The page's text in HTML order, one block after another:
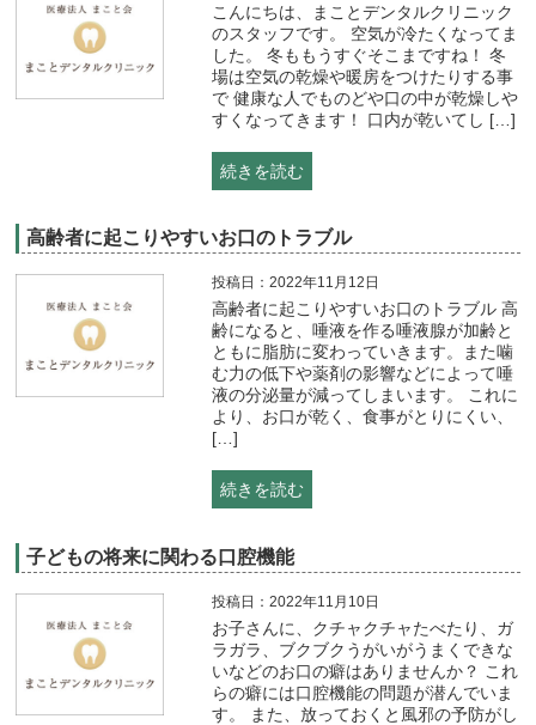
こんにちは、まことデンタルクリニック
のスタッフです。 空気が冷たくなってま
した。 冬ももうすぐそこまですね！ 冬
場は空気の乾燥や暖房をつけたりする事
で 健康な人でものどや口の中が乾燥しや
すくなってきます！ 口内が乾いてし […]
続きを読む
高齢者に起こりやすいお口のトラブル
投稿日：2022年11月12日
高齢者に起こりやすいお口のトラブル 高
齢になると、唾液を作る唾液腺が加齢と
ともに脂肪に変わっていきます。また噛
む力の低下や薬剤の影響などによって唾
液の分泌量が減ってしまいます。 これに
より、お口が乾く、食事がとりにくい、
[…]
続きを読む
子どもの将来に関わる口腔機能
投稿日：2022年11月10日
お子さんに、クチャクチャたべたり、ガ
ラガラ、ブクブクうがいがうまくできな
いなどのお口の癖はありませんか？ これ
らの癖には口腔機能の問題が潜んでいま
す。 また、放っておくと風邪の予防がし